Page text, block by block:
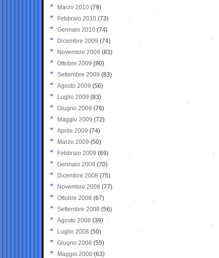
Marzo 2010 (79)
Febbraio 2010 (73)
Gennaio 2010 (74)
Dicembre 2009 (74)
Novembre 2009 (83)
Ottobre 2009 (90)
Settembre 2009 (83)
Agosto 2009 (56)
Luglio 2009 (83)
Giugno 2009 (76)
Maggio 2009 (72)
Aprile 2009 (74)
Marzo 2009 (50)
Febbraio 2009 (69)
Gennaio 2009 (70)
Dicembre 2008 (75)
Novembre 2008 (77)
Ottobre 2008 (67)
Settembre 2008 (56)
Agosto 2008 (39)
Luglio 2008 (50)
Giugno 2008 (55)
Maggio 2008(63)